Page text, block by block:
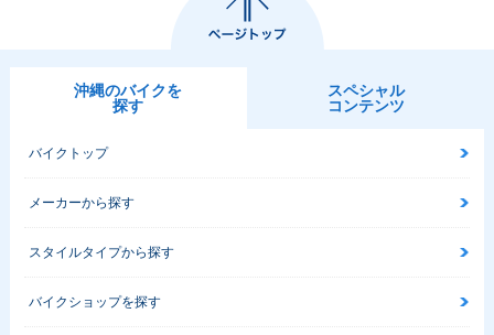
沖縄のバイクを
探す
スペシャル
コンテンツ
バイクトップ
メーカーから探す
スタイルタイプから探す
バイクショップを探す